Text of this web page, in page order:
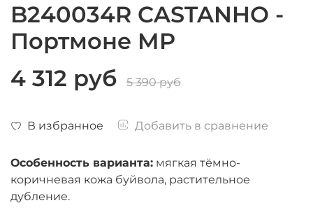
B240034R CASTANHO -
Портмоне MP
В избранное Добавить в сравнение
4 312 руб 5 390 руб
Особенность варианта: мягкая тёмно-
коричневая кожа буйвола, растительное
дубление.